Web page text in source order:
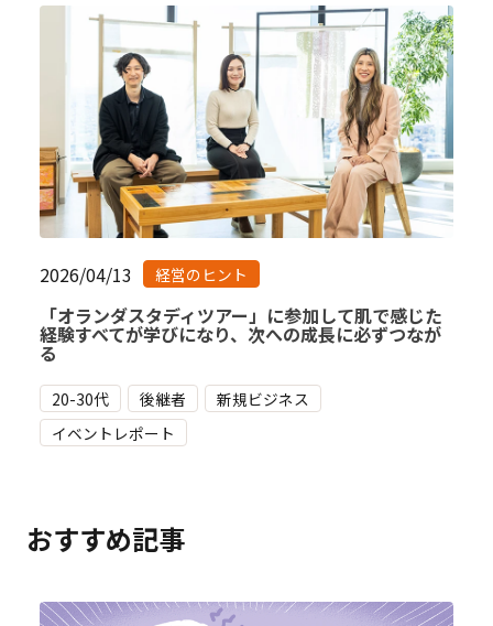
2026/04/13 経営のヒント
「オランダスタディツアー」に参加して肌で感じた
経験すべてが学びになり、次への成長に必ずつなが
る
20-30代 後継者
新規ビジネス
イベントレポート
おすすめ記事